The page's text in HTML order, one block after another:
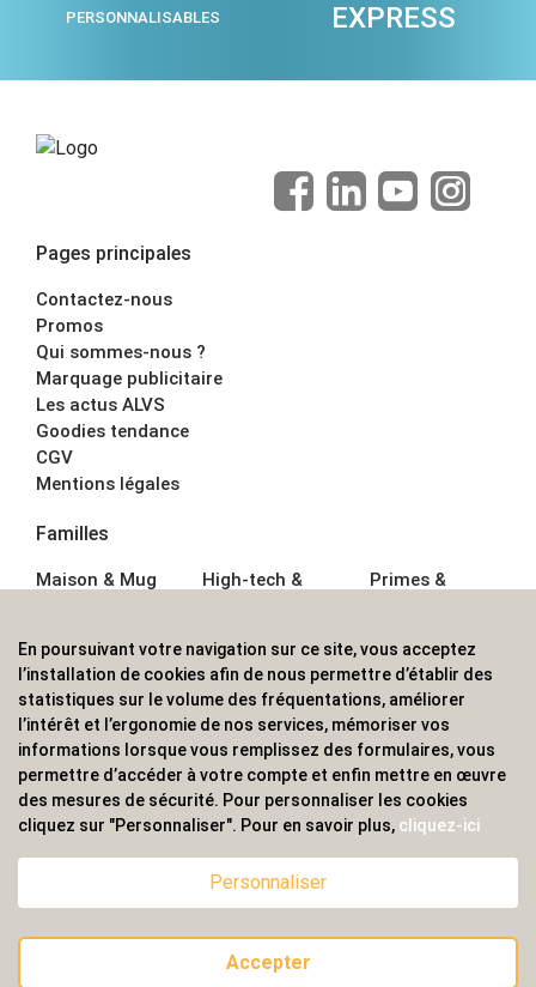
PERSONNALISABLES EXPRESS
Pages principales
Contactez-nous
Promos
Qui sommes-nous ?
Marquage publicitaire
Les actus ALVS
Goodies tendance
CGV
Mentions légales
Familles
Maison & Mug
Écriture
Bagagerie sacs
High-tech &
Sport &
Outdoor
Enfant
Primes &
Boisson
Textile &
Casquette
Accessoires de
bureau
ALVS, fournisseur d'objets publicitaires, pour les
professionnels. Une implantation nationale, une
couverture internationale.
© 2020 ALVS
En poursuivant votre navigation sur ce site, vous acceptez
l’installation de cookies afin de nous permettre d’établir des
statistiques sur le volume des fréquentations, améliorer
l’intérêt et l’ergonomie de nos services, mémoriser vos
informations lorsque vous remplissez des formulaires, vous
permettre d’accéder à votre compte et enfin mettre en œuvre
des mesures de sécurité. Pour personnaliser les cookies
cliquez sur "Personnaliser". Pour en savoir plus, cliquez-ici
Personnaliser
Accepter